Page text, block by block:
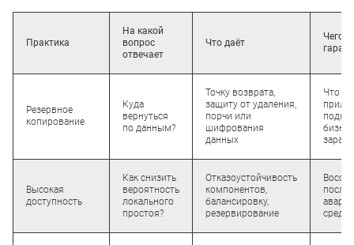
Практика
На какой
вопрос
отвечает
Что даёт
Чего
Резервное
копирование
Куда
вернуться
по данным?
Точку возврата,
защиту от удаления,
порчи или
шифрования
данных
Что
Высокая
доступность
Как снизить
вероятность
локального
простоя?
Отказоустойчивость
компонентов,
балансировку,
резервирование
после
среды